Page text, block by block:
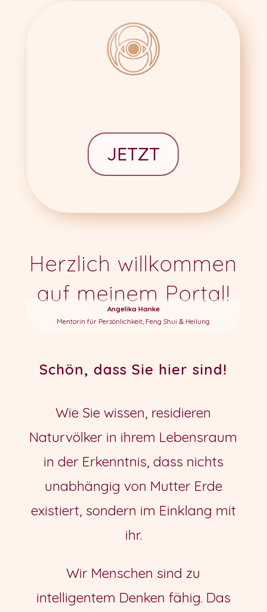
JETZT
Herzlich willkommen
auf meinem Portal!
Angelika Hanke
Mentorin für Persönlichkeit, Feng Shui & Heilung
Schön, dass Sie hier sind!
Wie Sie wissen, residieren
Naturvölker in ihrem Lebensraum
in der Erkenntnis, dass nichts
unabhängig von Mutter Erde
existiert, sondern im Einklang mit
ihr.
Wir Menschen sind zu
intelligentem Denken fähig. Das